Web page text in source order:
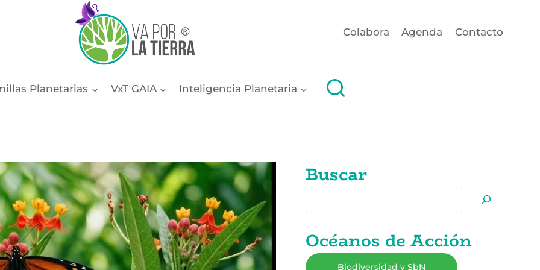
Colabora Agenda Contacto
Planetarias VxT GAIA Inteligencia Planetaria
Buscar
Océanos de Acción
Biodiversidad y SbN